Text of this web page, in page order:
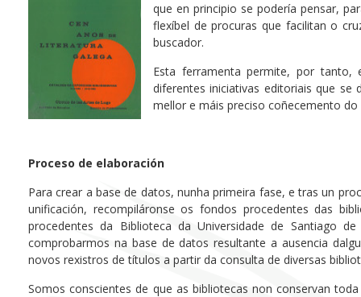
que en principio se podería pensar,
flexíbel de procuras que facilitan o
buscador.
Esta ferramenta permite, por tanto,
diferentes iniciativas editoriais que
mellor e máis preciso coñecemento
Proceso de elaboración
Para crear a base de datos, nunha primeira fase, e tras un
unificación, recompiláronse os fondos procedentes das
procedentes da Biblioteca da Universidade de Santiago
comprobarmos na base de datos resultante a ausencia
novos rexistros de títulos a partir da consulta de diversas
Somos conscientes de que as bibliotecas non conservan